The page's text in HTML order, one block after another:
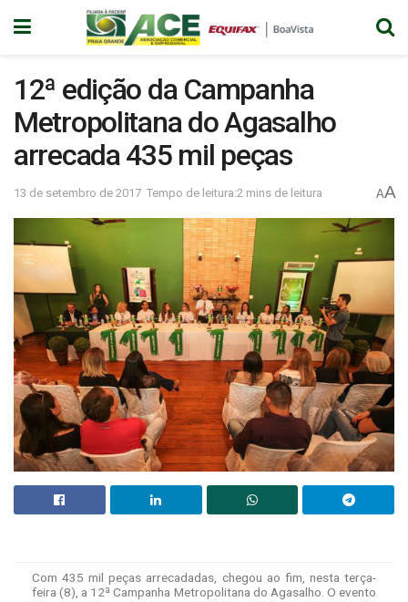
12ª edição da Campanha
Metropolitana do Agasalho
arrecada 435 mil peças
13 de setembro de 2017 Tempo de leitura:2 mins de leitura AA
Com 435 mil peças arrecadadas, chegou ao fim, nesta terça-
feira (8), a 12ª Campanha Metropolitana do Agasalho. O evento